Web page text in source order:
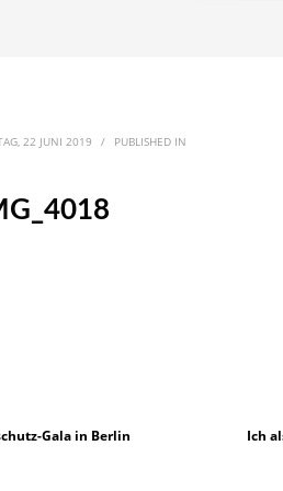
22 JUNI 2019 / PUBLISHED IN
Gala in Berlin Ich